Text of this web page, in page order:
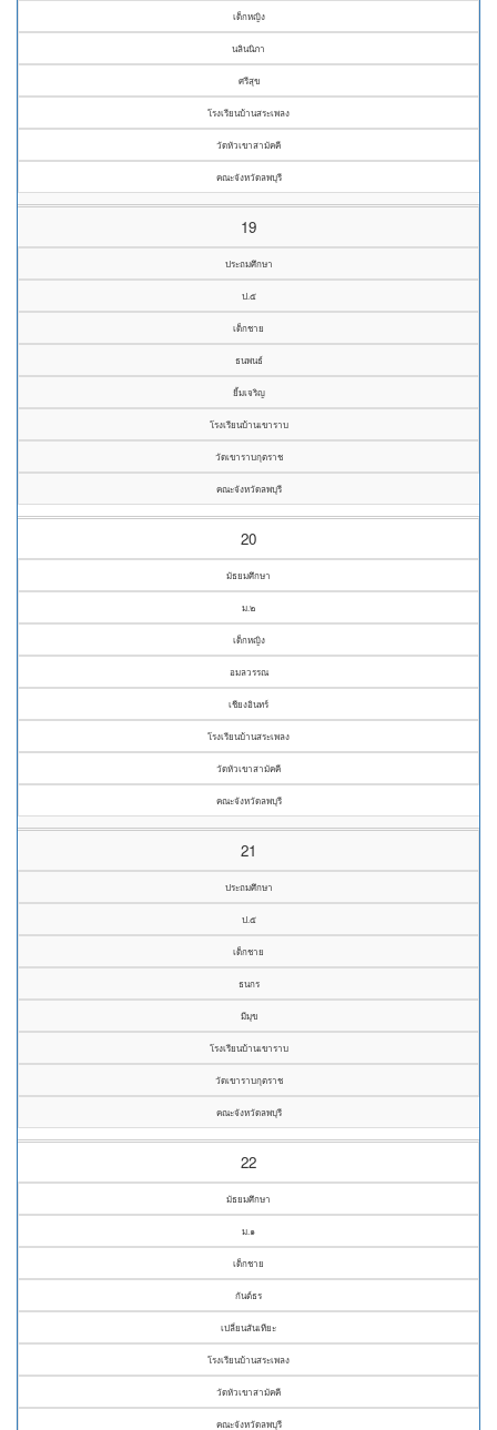
เด็กหญิง
นลินนิภา
ศรีสุข
โรงเรียนบ้านสระเพลง
วัดหัวเขาสามัคคี
คณะจังหวัดลพบุรี
19
ประถมศึกษา
ป.๕
เด็กชาย
ธนพนธ์
ยิ้มเจริญ
โรงเรียนบ้านเขาราบ
วัดเขาราบกุตราช
คณะจังหวัดลพบุรี
20
มัธยมศึกษา
ม.๒
เด็กหญิง
อมลวรรณ
เชียงอินทร์
โรงเรียนบ้านสระเพลง
วัดหัวเขาสามัคคี
คณะจังหวัดลพบุรี
21
ประถมศึกษา
ป.๕
เด็กชาย
ธนกร
มีมุข
โรงเรียนบ้านเขาราบ
วัดเขาราบกุตราช
คณะจังหวัดลพบุรี
22
มัธยมศึกษา
ม.๑
เด็กชาย
กันต์ธร
เปลี่ยนสันเทียะ
โรงเรียนบ้านสระเพลง
วัดหัวเขาสามัคคี
คณะจังหวัดลพบุรี